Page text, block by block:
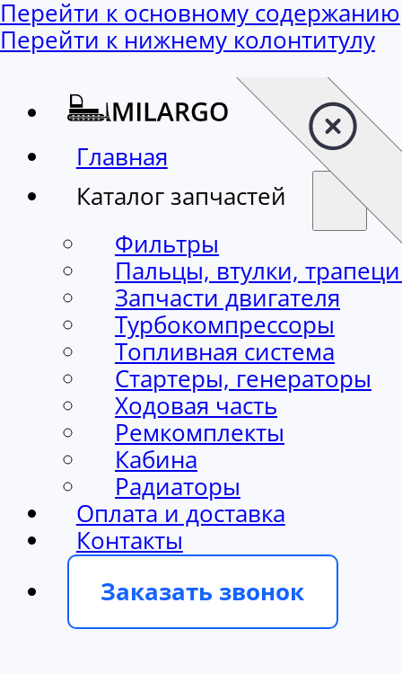
Перейти к основному содержанию
Перейти к нижнему колонтитулу
Главная
Каталог запчастей
Фильтры
Пальцы, втулки,
Запчасти двигателя
Турбокомпрессоры
Топливная система
Стартеры, генераторы
Ходовая часть
Ремкомплекты
Кабина
Радиаторы
Оплата и доставка
Контакты
Заказать звонок